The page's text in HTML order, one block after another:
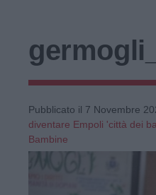
Pubblicato il 7 Novembre
diventare Empoli 'città dei
Bambine